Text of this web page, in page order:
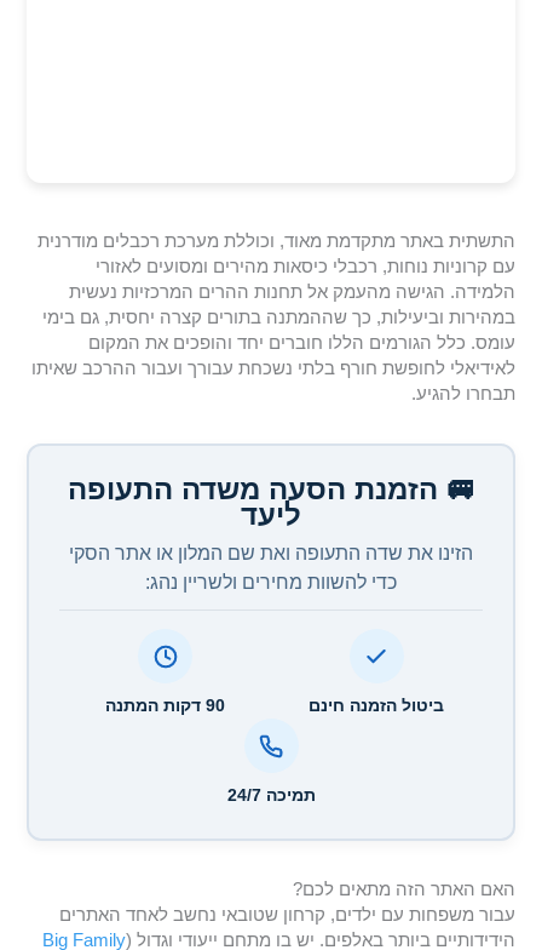
התשתית באתר מתקדמת מאוד, וכוללת מערכת רכבלים מודרנית
עם קרוניות נוחות, רכבלי כיסאות מהירים ומסועים לאזורי
הלמידה. הגישה מהעמק אל תחנות ההרים המרכזיות נעשית
במהירות וביעילות, כך שההמתנה בתורים קצרה יחסית, גם בימי
עומס. כלל הגורמים הללו חוברים יחד והופכים את המקום
לאידיאלי לחופשת חורף בלתי נשכחת עבורך ועבור ההרכב שאיתו
תבחרו להגיע.
🚐 הזמנת הסעה משדה התעופה
ליעד
הזינו את שדה התעופה ואת שם המלון או אתר הסקי
כדי להשוות מחירים ולשריין נהג:
ביטול הזמנה חינם 90 דקות המתנה
תמיכה 24/7
האם האתר הזה מתאים לכם?
עבור משפחות עם ילדים, קרחון שטובאי נחשב לאחד האתרים
הידידותיים ביותר באלפים. יש בו מתחם ייעודי וגדול (Big Family